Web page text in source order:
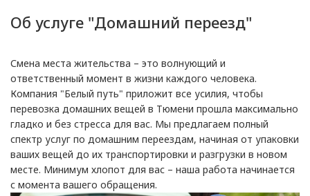
Об услуге "Домашний переезд"
Смена места жительства – это волнующий и
ответственный момент в жизни каждого человека.
Компания "Белый путь" приложит все усилия, чтобы
перевозка домашних вещей в Тюмени прошла максимально
гладко и без стресса для вас. Мы предлагаем полный
спектр услуг по домашним переездам, начиная от упаковки
ваших вещей до их транспортировки и разгрузки в новом
месте. Минимум хлопот для вас – наша работа начинается
с момента вашего обращения.